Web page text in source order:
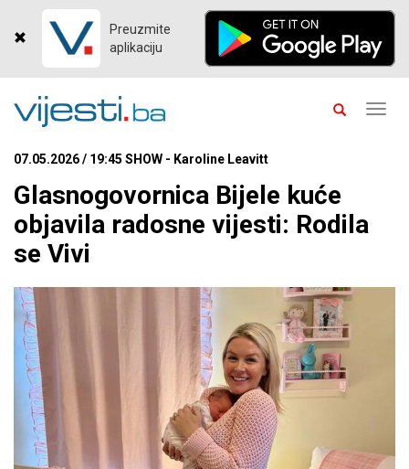
Preuzmite
aplikaciju
07.05.2026 / 19:45 SHOW - Karoline Leavitt
Glasnogovornica Bijele kuće
objavila radosne vijesti: Rodila
se Vivi